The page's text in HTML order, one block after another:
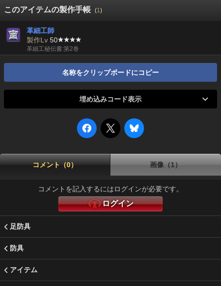
このアイテムの製作手帳 (1)
革細工師
製作Lv 50
革細工秘伝書:第2巻
名称をクリップボードにコピー
埋め込みコード表示
コメント（0） 画像（1）
コメントを記入するにはログインが必要です。
ログイン
足防具
防具
アイテム